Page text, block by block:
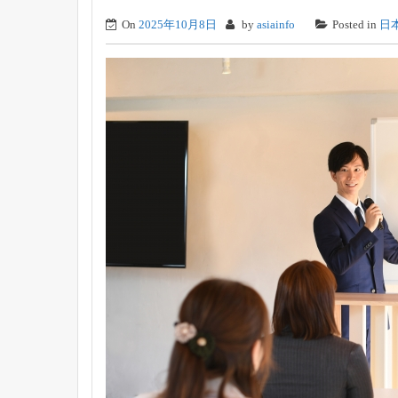
On 2025年10月8日 by asiainfo Posted in 日